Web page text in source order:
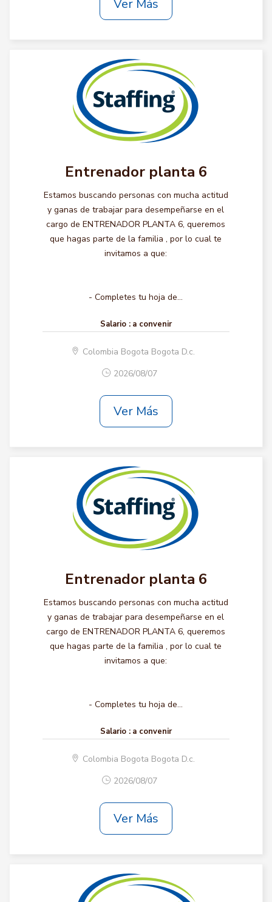
Ver Más
Entrenador planta 6
Estamos buscando personas con mucha actitud
y ganas de trabajar para desempeñarse en el
cargo de ENTRENADOR PLANTA 6, queremos
que hagas parte de la familia , por lo cual te
invitamos a que:
- Completes tu hoja de...
Salario : a convenir
Colombia Bogota Bogota D.c.
2026/08/07
Ver Más
Entrenador planta 6
Estamos buscando personas con mucha actitud
y ganas de trabajar para desempeñarse en el
cargo de ENTRENADOR PLANTA 6, queremos
que hagas parte de la familia , por lo cual te
invitamos a que:
- Completes tu hoja de...
Salario : a convenir
Colombia Bogota Bogota D.c.
2026/08/07
Ver Más